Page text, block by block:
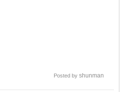
Posted by shunman